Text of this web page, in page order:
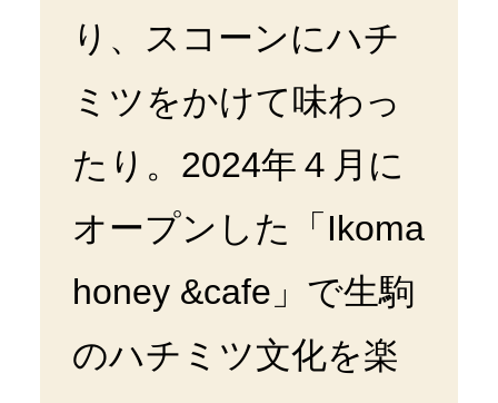
り、スコーンにハチ
ミツをかけて味わっ
たり。2024年４月に
オープンした「Ikoma
honey &cafe」で生駒
のハチミツ文化を楽